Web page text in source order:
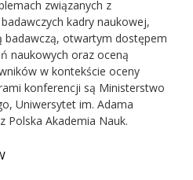
związanych z
kadry naukowej,
otwartym dostępem
naukowych oraz oceną
w kontekście oceny
konferencji są Ministerstwo
Uniwersytet im. Adama
Polska Akademia Nauk.